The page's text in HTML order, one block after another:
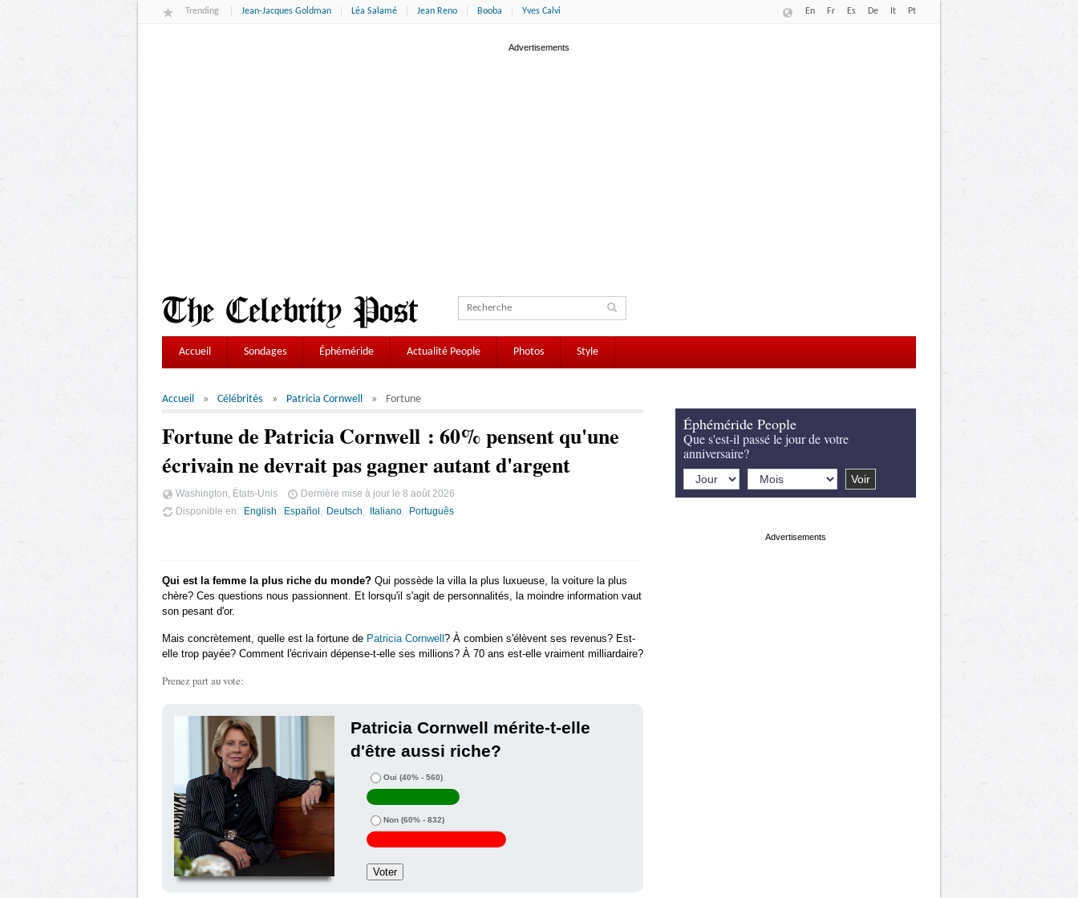
Trending Jean-Jacques Goldman Léa Salamé Jean Reno Booba Yves Calvi En Fr Es De It Pt
Accueil Sondages Éphéméride Actualité People Photos Style
Accueil Célébrités Patricia Cornwell Fortune
Fortune de Patricia Cornwell : 60% pensent qu'une
écrivain ne devrait pas gagner autant d'argent
Washington, États-Unis Dernière mise à jour le 8 août 2026
Disponible en
English Español Deutsch Italiano Português
Qui est la femme la plus riche du monde? Qui possède la villa la plus luxueuse, la voiture la plus
chère? Ces questions nous passionnent. Et lorsqu'il s'agit de personnalités, la moindre information vaut
son pesant d'or.
Mais concrètement, quelle est la fortune de Patricia Cornwell? À combien s'élèvent ses revenus? Est-
elle trop payée? Comment l'écrivain dépense-t-elle ses millions? À 70 ans est-elle vraiment milliardaire?
Prenez part au vote:
Patricia Cornwell mérite-t-elle
d'être aussi riche?
Oui (40% - 560)
Non (60% - 832)
Éphéméride People
Que s'est-il passé le jour de votre
anniversaire?